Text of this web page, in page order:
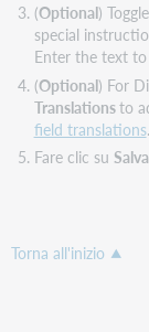
(Optional) Toggle
special
Enter the text
(Optional) For
Translationsto
field translations.
Fare clic su Salva
Torna all'inizio